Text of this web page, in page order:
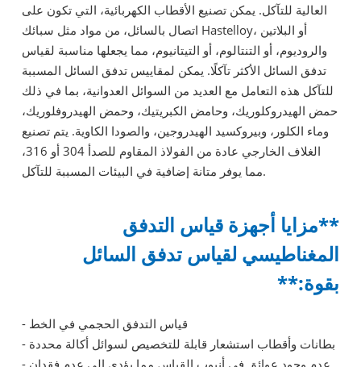
العالية للتآكل. يمكن تصنيع الأقطاب الكهربائية، التي تكون على
اتصال بالسائل، من مواد مثل سبائك Hastelloy، أو البلاتين
والروديوم، أو التنتالوم، أو التيتانيوم، مما يجعلها مناسبة لقياس
تدفق السائل الأكثر تآكلًا. يمكن لمقاييس تدفق السائل المسببة
للتآكل هذه التعامل مع العديد من السوائل العدوانية، بما في ذلك
حمض الهيدروكلوريك، وحامض الكبريتيك، وحمض الهيدروفلوريك،
وماء الكلور، وبيروكسيد الهيدروجين، والصودا الكاوية. يتم تصنيع
الغلاف الخارجي عادة من الفولاذ المقاوم للصدأ 304 أو 316،
مما يوفر متانة إضافية في البيئات المسببة للتآكل.
**مزايا أجهزة قياس التدفق
المغناطيسي لقياس تدفق السائل
بقوة:**
- قياس التدفق الحجمي في الخط
- بطانات وأقطاب استشعار قابلة للتخصيص لسوائل أكالة محددة
- عدم وجود عوائق في أنبوب القياس مما يؤدي إلى عدم فقدان